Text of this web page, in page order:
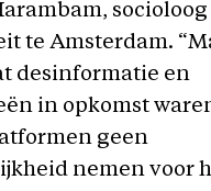
socioloog
te Amsterdam.
desinformatie en
in opkomst
geen
nemen voor